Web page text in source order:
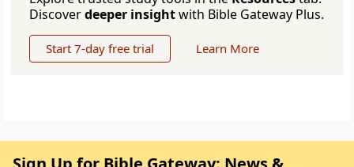
Discoverdeeper insightwith Bible Gateway Plus.
Start 7-day free trial Learn More